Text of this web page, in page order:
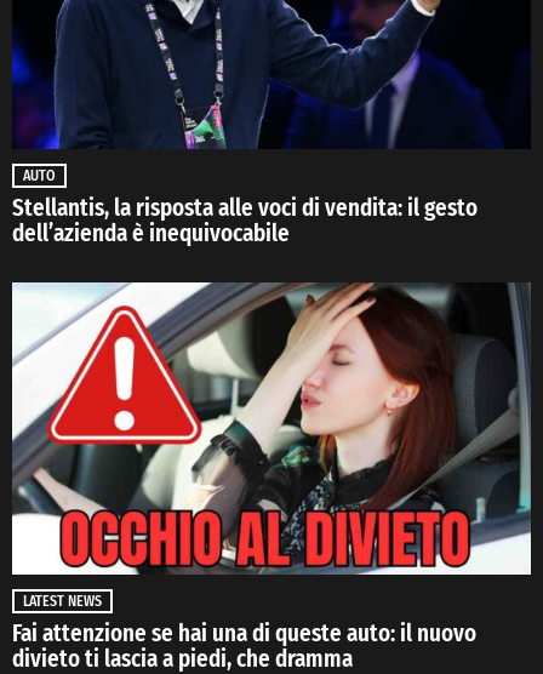
AUTO
Stellantis, la risposta alle voci di vendita: il gesto
dell’azienda è inequivocabile
LATEST NEWS
Fai attenzione se hai una di queste auto: il nuovo
divieto ti lascia a piedi, che dramma